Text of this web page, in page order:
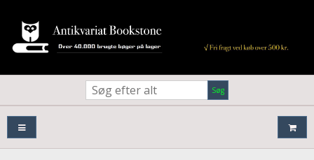
Søg